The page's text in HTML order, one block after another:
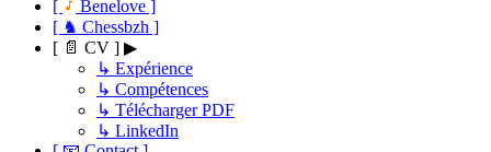
[
Benelove ]
[ ♞ Chessbzh ]
[ 📄 CV ] ▶
↳ Expérience
↳ Compétences
↳ Télécharger PDF
↳ LinkedIn